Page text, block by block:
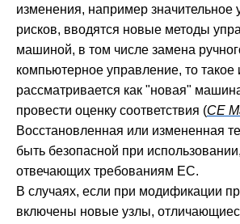
изменения, например значительное
рисков, вводятся новые методы
машиной, в том числе замена
компьютерное управление, то такое
рассматривается как "новая"
провести оценку соответствия (CE
Восстановленная или измененная
быть безопасной при
отвечающих требованиям ЕС.
В случаях, если при модификации
включены новые узлы,